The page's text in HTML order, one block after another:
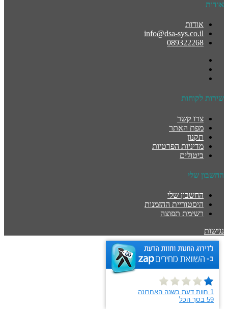
אודות
אודות
info@dsa-sys.co.il
089322268
שירות לקוחות
צרו קשר
מפת האתר
תקנון
מדיניות הפרטיות
ביטולים
החשבון שלי
החשבון שלי
היסטוריית ההזמנות
רשימת תפוצה
נגישות